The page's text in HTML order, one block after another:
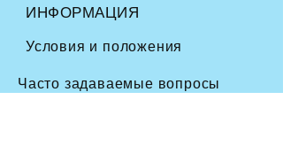
ИНФОРМАЦИЯ
Условия и положения
Часто задаваемые вопросы